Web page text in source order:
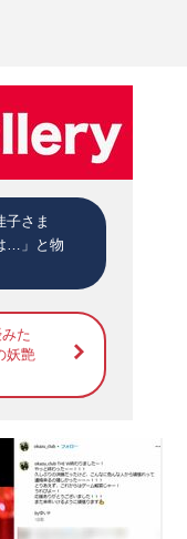
子さま
…」と物
た
妖艶